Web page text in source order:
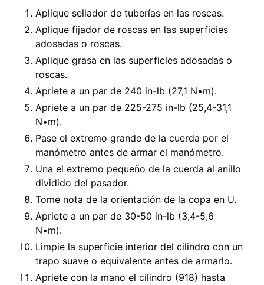
Aplique sellador de tuberías en las roscas.
Aplique fijador de roscas en las superficies
adosadas o roscas.
Aplique grasa en las superficies adosadas o
roscas.
Apriete a un par de 240 in-lb (27,1 N•m).
Apriete a un par de 225-275 in-lb (25,4-31,1
N•m).
Pase el extremo grande de la cuerda por el
manómetro antes de armar el manómetro.
Una el extremo pequeño de la cuerda al anillo
dividido del pasador.
Tome nota de la orientación de la copa en U.
Apriete a un par de 30-50 in-lb (3,4-5,6
N•m).
Limpie la superficie interior del cilindro con un
trapo suave o equivalente antes de armarlo.
Apriete con la mano el cilindro (918) hasta